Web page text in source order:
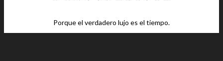
Porque el verdadero lujo es el tiempo.